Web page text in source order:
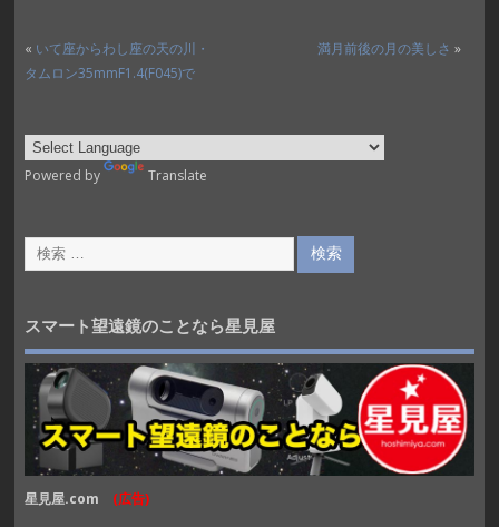
« いて座からわし座の天の川・
タムロン35mmF1.4(F045)で
満月前後の月の美しさ »
Powered by Translate
スマート望遠鏡のことなら星見屋
星見屋.com (広告)